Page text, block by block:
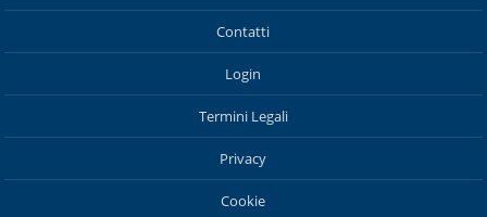
Contatti
Login
Termini Legali
Privacy
Cookie